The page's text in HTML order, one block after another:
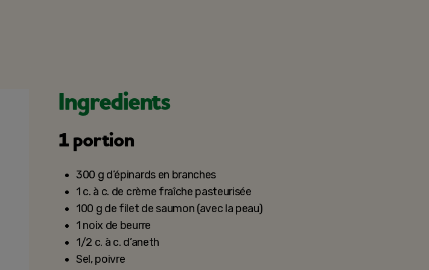
Ingredients
1 portion
300 g d’épinards en branches
1 c. à c. de crème fraîche pasteurisée
100 g de filet de saumon (avec la peau)
1 noix de beurre
1/2 c. à c. d’aneth
Sel, poivre